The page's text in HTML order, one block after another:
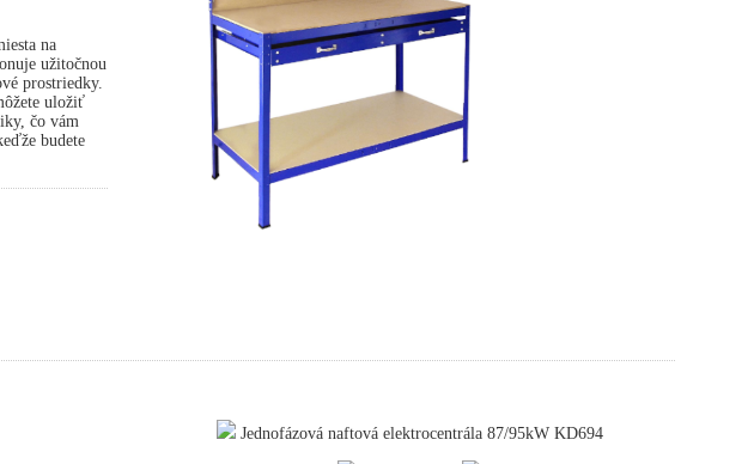
na
užitočnou
prostriedky.
uložiť
čo vám
budete
Jednofázová naftová elektrocentrála 87/95kW KD694